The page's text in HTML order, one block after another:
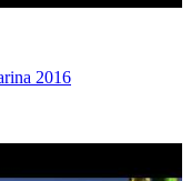
2016